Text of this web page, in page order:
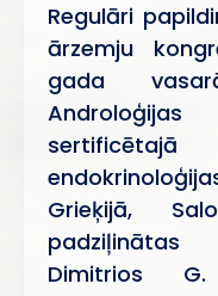
Regulāri
ārzemju
gada
Grieķijā,
padziļinātas
Dimitrios